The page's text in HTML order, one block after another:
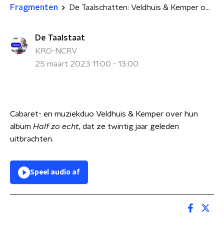
Fragmenten De Taalschatten: Veldhuis & Kemper over hun album Half zo echt
De Taalstaat
KRO-NCRV
25 maart 2023 11:00 - 13:00
Cabaret- en muziekduo Veldhuis & Kemper over hun
album Half zo echt, dat ze twintig jaar geleden
uitbrachten.
Speel audio af